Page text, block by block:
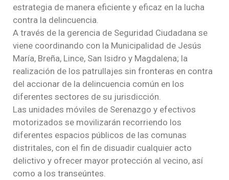
estrategia de manera eficiente y eficaz en la lucha
contra la delincuencia.
A través de la gerencia de Seguridad Ciudadana se
viene coordinando con la Municipalidad de Jesús
María, Breña, Lince, San Isidro y Magdalena; la
realización de los patrullajes sin fronteras en contra
del accionar de la delincuencia común en los
diferentes sectores de su jurisdicción.
Las unidades móviles de Serenazgo y efectivos
motorizados se movilizarán recorriendo los
diferentes espacios públicos de las comunas
distritales, con el fin de disuadir cualquier acto
delictivo y ofrecer mayor protección al vecino, así
como a los transeúntes.